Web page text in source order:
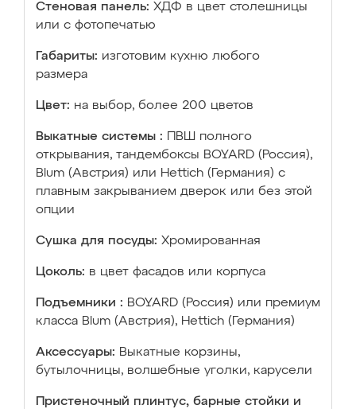
Стеновая панель: ХДФ в цвет столешницы
или с фотопечатью
Габариты: изготовим кухню любого
размера
Цвет: на выбор, более 200 цветов
Выкатные системы :
ПВШ полного
открывания, тандембоксы BOYARD (Россия),
Blum (Австрия) или Hettich (Германия) с
плавным закрыванием дверок или без этой
опции
Сушка для посуды: Хромированная
Цоколь: в цвет фасадов или корпуса
Подъемники : BOYARD (Россия) или премиум
класса Blum (Австрия), Hettich (Германия)
Аксессуары: Выкатные корзины,
бутылочницы, волшебные уголки, карусели
Пристеночный плинтус, барные стойки и